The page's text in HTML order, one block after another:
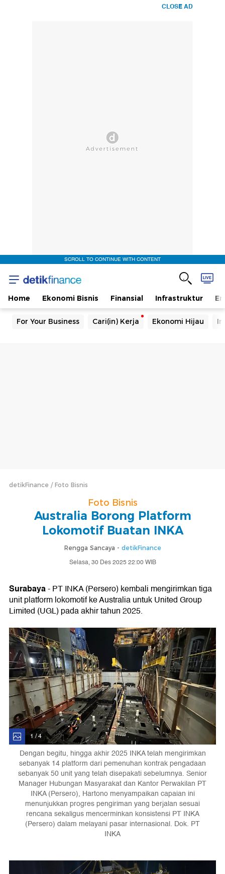
CLOSE AD
SCROLL TO CONTINUE WITH CONTENT
Home Ekonomi Bisnis Finansial Infrastruktur
For Your Business Cari(in) Kerja Ekonomi Hijau
detikFinance Foto Bisnis
Foto Bisnis
Australia Borong Platform
Lokomotif Buatan INKA
Rengga Sancaya - detikFinance
Selasa, 30 Des 2025 22:00 WIB
Surabaya- PT INKA (Persero) kembali mengirimkan tiga
unit platform lokomotif ke Australia untuk United Group
Limited (UGL) pada akhir tahun 2025.
1 / 4
Dengan begitu, hingga akhir 2025 INKA telah mengirimkan
sebanyak 14 platform dari pemenuhan kontrak pengadaan
sebanyak 50 unit yang telah disepakati sebelumnya. Senior
Manager Hubungan Masyarakat dan Kantor Perwakilan PT
INKA (Persero), Hartono menyampaikan capaian ini
menunjukkan progres pengiriman yang berjalan sesuai
rencana sekaligus mencerminkan konsistensi PT INKA
(Persero) dalam melayani pasar internasional. Dok. PT
INKA